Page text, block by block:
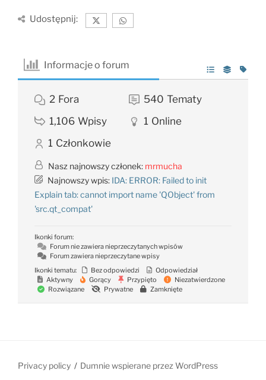
Udostępnij:
Informacje o forum
2 Fora 540 Tematy
1,106 Wpisy 1 Online
1 Członkowie
Nasz najnowszy członek: mrmucha
Najnowszy wpis: IDA: ERROR: Failed to init
Explain tab: cannot import name 'QObject' from
'src.qt_compat'
Ikonki forum:
Forum nie zawiera nieprzeczytanych wpisów
Forum zawiera nieprzeczytane wpisy
Ikonki tematu:
Bez odpowiedzi
Odpowiedział
Aktywny
Gorący Przypięto
Niezatwierdzone
Rozwiązane
Prywatne Zamknięte
Privacy policy Dumnie wspierane przez WordPress